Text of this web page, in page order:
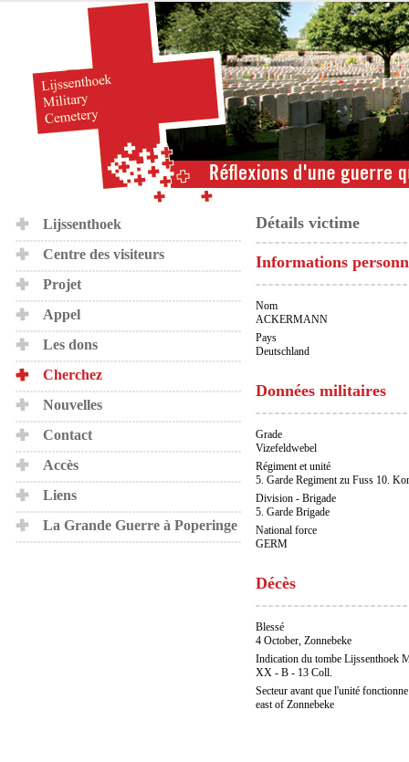
Lijssenthoek
Centre des visiteurs
Projet
Appel
Les dons
Cherchez
Nouvelles
Contact
Accès
Liens
La Grande Guerre à Poperinge
Détails victime
Informations
Nom
ACKERMANN
Pays
Deutschland
Données militaires
Grade
Vizefeldwebel
Régiment et unité
5. Garde Regiment zu Fuss 10.
Division - Brigade
5. Garde Brigade
National force
GERM
Décès
Blessé
4 October, Zonnebeke
Indication du tombe Lijssenthoek
XX - B - 13 Coll.
Secteur avant que l'unité
east of Zonnebeke